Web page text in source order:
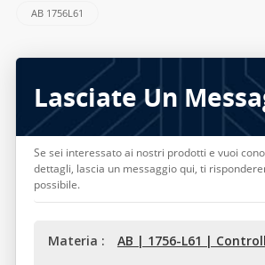
AB 1756L61
Lasciate Un
Se sei interessato ai nostri prodotti e vuoi
dettagli, lascia un messaggio qui, ti
possibile.
Materia : AB | 1756-L61 |